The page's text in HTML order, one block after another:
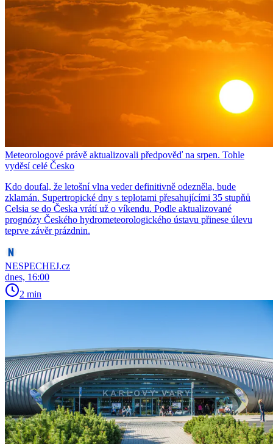
Meteorologové právě aktualizovali předpověď na srpen. Tohle
vyděsí celé Česko
Kdo doufal, že letošní vlna veder definitivně odezněla, bude
zklamán. Supertropické dny s teplotami přesahujícími 35 stupňů
Celsia se do Česka vrátí už o víkendu. Podle aktualizované
prognózy Českého hydrometeorologického ústavu přinese úlevu
teprve závěr prázdnin.
NESPECHEJ.cz
dnes, 16:00
2 min